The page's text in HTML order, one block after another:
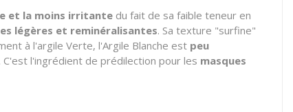
et la moins irritante du fait de sa faible teneur en
légères et reminéralisantes. Sa texture "surfine"
à l'argile Verte, l'Argile Blanche est peu
l'ingrédient de prédilection pour les masques